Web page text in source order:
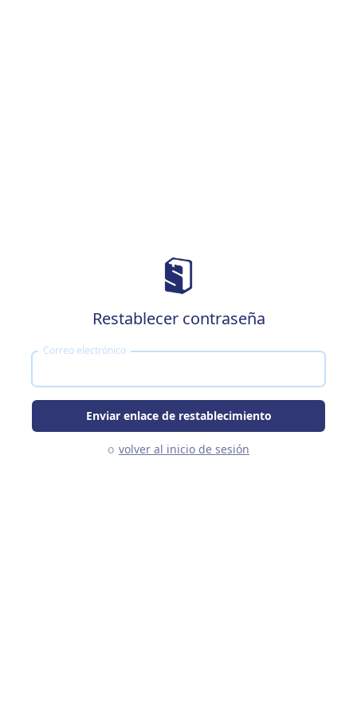
Restablecer contraseña
Correo electrónico
Enviar enlace de restablecimiento
o volver al inicio de sesión